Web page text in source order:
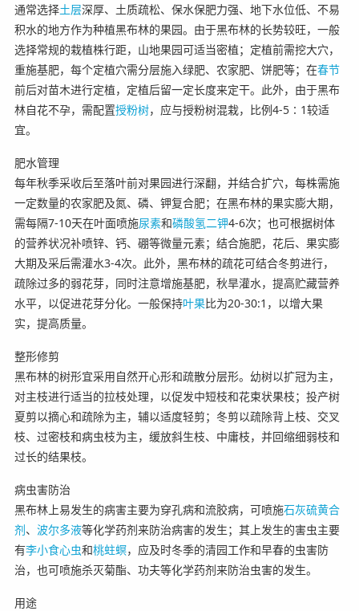
通常选择土层深厚、土质疏松、保水保肥力强、地下水位低、不易
积水的地方作为种植黑布林的果园。由于黑布林的长势较旺，一般
选择常规的栽植株行距，山地果园可适当密植；定植前需挖大穴，
重施基肥，每个定植穴需分层施入绿肥、农家肥、饼肥等；在春节
前后对苗木进行定植，定植后留一定长度来定干。此外，由于黑布
林自花不孕，需配置授粉树，应与授粉树混栽，比例4-5∶1较适
宜。
肥水管理
每年秋季采收后至落叶前对果园进行深翻，并结合扩穴，每株需施
一定数量的农家肥及氮、磷、钾复合肥；在黑布林的果实膨大期，
需每隔7-10天在叶面喷施尿素和磷酸氢二钾4-6次；也可根据树体
的营养状况补喷锌、钙、硼等微量元素；结合施肥，花后、果实膨
大期及采后需灌水3-4次。此外，黑布林的疏花可结合冬剪进行，
疏除过多的弱花芽，同时注意增施基肥，秋旱灌水，提高贮藏营养
水平，以促进花芽分化。一般保持叶果比为20-30:1，以增大果
实，提高质量。
整形修剪
黑布林的树形宜采用自然开心形和疏散分层形。幼树以扩冠为主，
对主枝进行适当的拉枝处理，以促发中短枝和花束状果枝；投产树
夏剪以摘心和疏除为主，辅以适度轻剪；冬剪以疏除背上枝、交叉
枝、过密枝和病虫枝为主，缓放斜生枝、中庸枝，并回缩细弱枝和
过长的结果枝。
病虫害防治
黑布林上易发生的病害主要为穿孔病和流胶病，可喷施石灰硫黄合
剂、 波尔多液等化学药剂来防治病害的发生；其上发生的害虫主要
有李小食心虫和桃蛀螟，应及时冬季的清园工作和早春的虫害防
治，也可喷施杀灭菊酯、功夫等化学药剂来防治虫害的发生。
用途